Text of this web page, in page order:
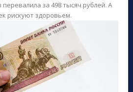
за 498 тысяч рублей. А
рискуют здоровьем.